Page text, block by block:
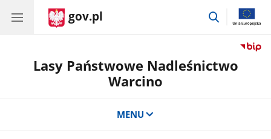
gov.pl
przejdź
Lasy Państwowe Nadleśnictwo
Warcino
MENU